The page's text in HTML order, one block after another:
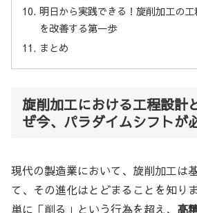
明日から実践できる！旋削加工の
を改善する第一歩
まとめ
旋削加工における工程設計
ぜ今、パラダイムシフトが
現代の製造業において、旋削加工は
て、その進化はとどまることを知り
単に「削る」という行為を超え、 高